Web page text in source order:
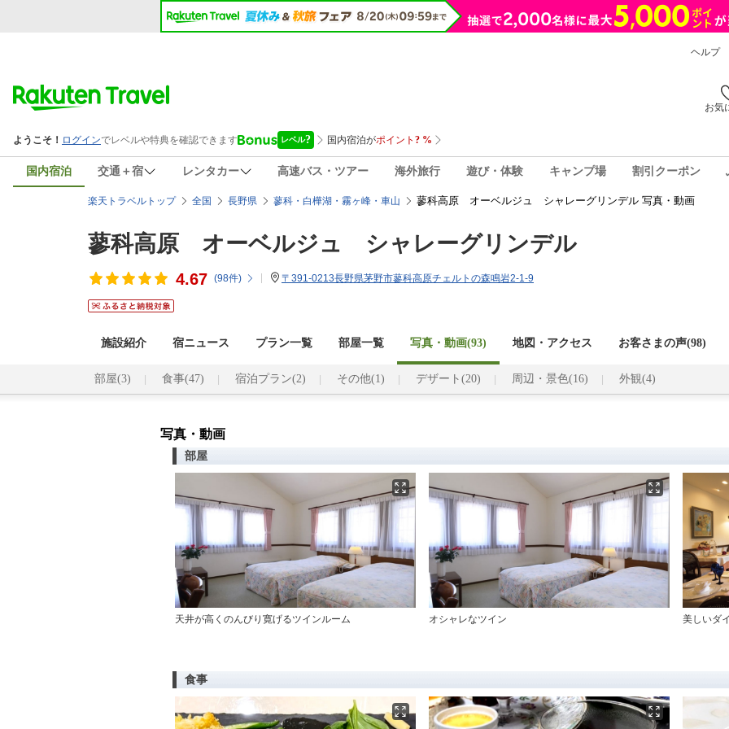
ヘルプ
お気
国内宿泊 交通＋宿 レンタカー 高速バス・ツアー 海外旅行 遊び・体験 キャンプ場 割引クーポン
楽天トラベルトップ 全国 長野県 蓼科・白樺湖・霧ヶ峰・車山 蓼科高原 オーベルジュ シャレーグリンデル 写真・動画
蓼科高原 オーベルジュ シャレーグリンデル
4.67 (98件) 〒391-0213長野県茅野市蓼科高原チェルトの森鳴岩2-1-9
施設紹介 宿ニュース プラン一覧 部屋一覧 写真・動画(93) 地図・アクセス お客さまの声(98)
部屋(3) 食事(47) 宿泊プラン(2) その他(1) デザート(20) 周辺・景色(16) 外観(4)
写真・動画
部屋
天井が高くのんびり寛げるツインルーム オシャレなツイン 美しいダ
食事